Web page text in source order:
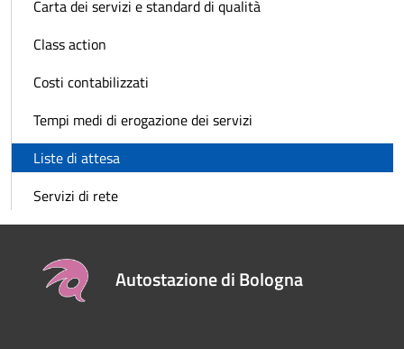
Carta dei servizi e standard di qualità
Class action
Costi contabilizzati
Tempi medi di erogazione dei servizi
Liste di attesa
Servizi di rete
Autostazione di Bologna